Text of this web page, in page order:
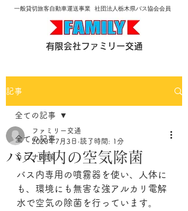
​一般貸切旅客自動車運送事業 ​社団法人栃木県バス協会会員
有限会社ファミリー交通
記事
全ての記事
コロナ対策
全ての記事
バス車内の空気除菌
ファミリー交通
2020年7月3日 読了時間: 1分
バス内専用の噴霧器を使い、人体に
も、環境にも無害な強アルカリ電解
水で空気の除菌を行っています。